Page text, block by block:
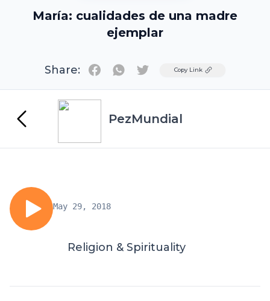
María: cualidades de una madre
ejemplar
Share: TwitterCopy Link
PezMundial
May 29, 2018
Religion & Spirituality